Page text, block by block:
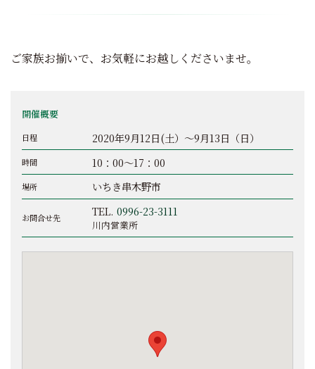
ご家族お揃いで、お気軽にお越しくださいませ。
開催概要
日程 2020年9月12日(土）～9月13日（日）
時間 10：00～17：00
場所 いちき串木野市
お問合せ先 TEL. 0996-23-3111
川内営業所